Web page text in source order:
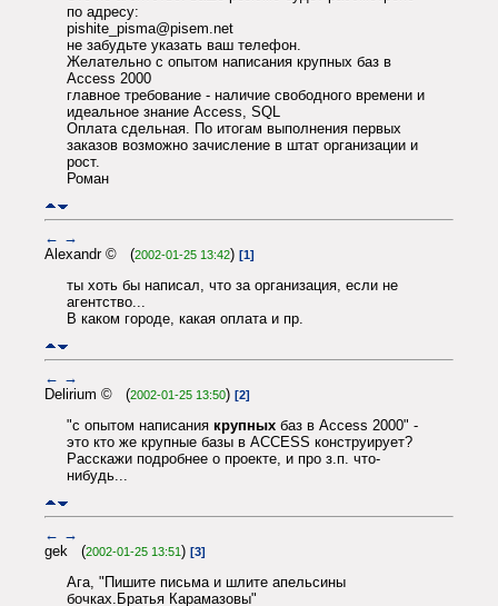
по адресу:
pishite_pisma@pisem.net
не забудьте указать ваш телефон.
Желательно с опытом написания крупных баз в
Access 2000
главное требование - наличие свободного времени и
идеальное знание Access, SQL
Оплата сдельная. По итогам выполнения первых
заказов возможно зачисление в штат организации и
рост.
Роман
← →
Alexandr © (2002-01-25 13:42) [1]
ты хоть бы написал, что за организация, если не
агентство...
В каком городе, какая оплата и пр.
← →
Delirium © (2002-01-25 13:50) [2]
"с опытом написания крупных баз в Access 2000" -
это кто же крупные базы в ACCESS конструирует?
Расскажи подробнее о проекте, и про з.п. что-
нибудь...
← →
gek (2002-01-25 13:51) [3]
Ага, "Пишите письма и шлите апельсины
бочках.Братья Карамазовы"